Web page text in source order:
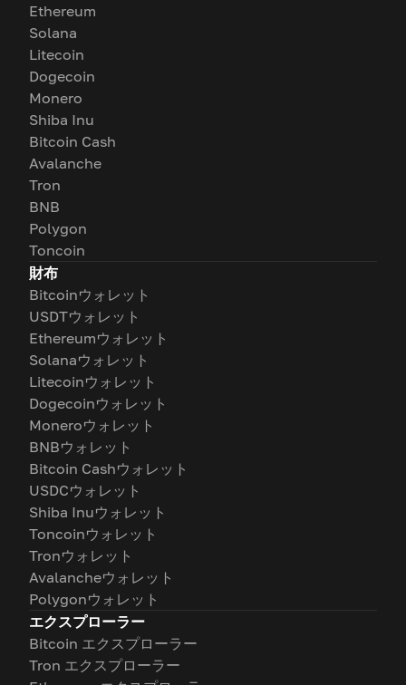
Ethereum
Solana
Litecoin
Dogecoin
Monero
Shiba Inu
Bitcoin Cash
Avalanche
Tron
BNB
Polygon
Toncoin
財布
Bitcoinウォレット
USDTウォレット
Ethereumウォレット
Solanaウォレット
Litecoinウォレット
Dogecoinウォレット
Moneroウォレット
BNBウォレット
Bitcoin Cashウォレット
USDCウォレット
Shiba Inuウォレット
Toncoinウォレット
Tronウォレット
Avalancheウォレット
Polygonウォレット
エクスプローラー
Bitcoin エクスプローラー
Tron エクスプローラー